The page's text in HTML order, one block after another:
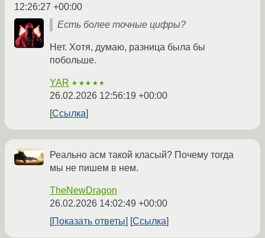
12:26:27 +00:00
Есть более точные цифры?
Нет. Хотя, думаю, разница была бы
побольше.
YAR ★★★★★
26.02.2026 12:56:19 +00:00
Ссылка
Реально асм такой класый? Почему тогда
мы не пишем в нем.
TheNewDragon
26.02.2026 14:02:49 +00:00
Показать ответы
Ссылка